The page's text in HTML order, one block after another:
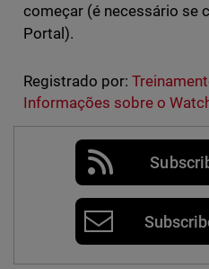
começar (é necessário se
Portal).
Registrado por:
Informações sobre o